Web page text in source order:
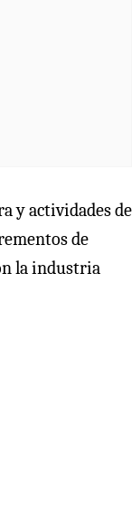
y actividades de
de
la industria